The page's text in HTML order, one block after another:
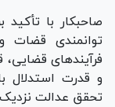
صاحبکار با
توانمندی قضات
فرآیند‌های
و قدرت استدلال
تحقق عدالت